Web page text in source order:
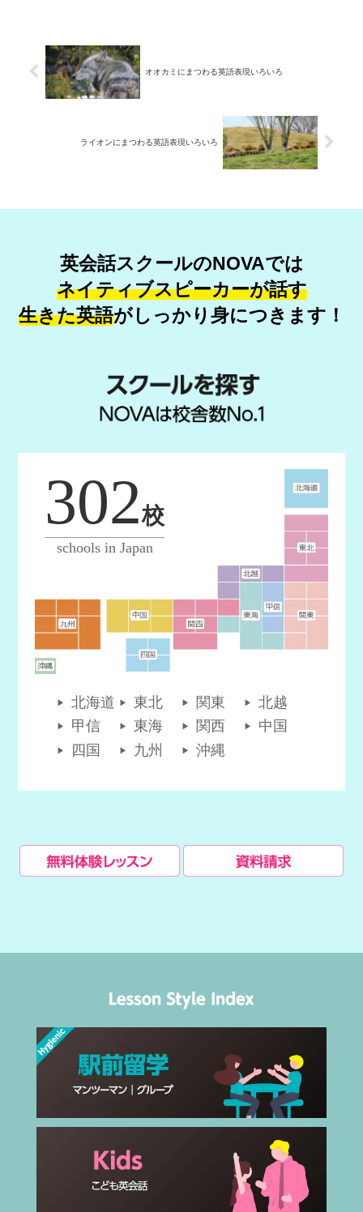
オオカミにまつわる英語表現いろいろ
ライオンにまつわる英語表現いろいろ
英会話スクールのNOVAでは
ネイティブスピーカーが話す
生きた英語がしっかり身につきます！
北海道 東北 関東
北越
甲信
東海 関西
中国
四国
九州 沖縄
302校
schools in Japan